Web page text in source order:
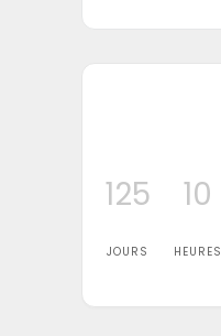
125
JOURS
10
HEURES